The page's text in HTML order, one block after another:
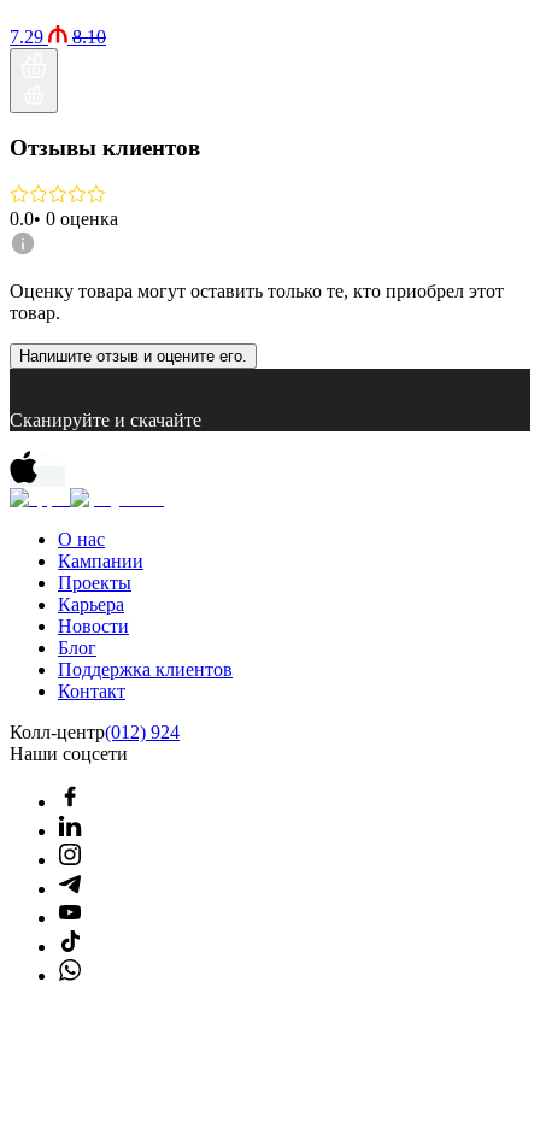
7.29 8.10
Отзывы клиентов
0.0• 0 оценка
Оценку товара могут оставить только те, кто приобрел этот
товар.
Напишите отзыв и оцените его.
Сканируйте и скачайте
О нас
Кампании
Проекты
Карьера
Новости
Блог
Поддержка клиентов
Контакт
Колл-центр(012) 924
Наши соцсети